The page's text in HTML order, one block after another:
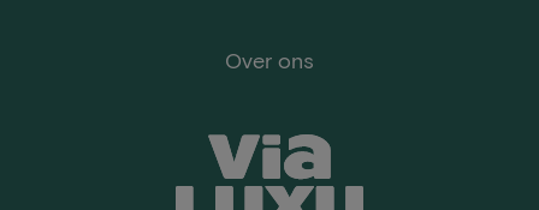
Over ons